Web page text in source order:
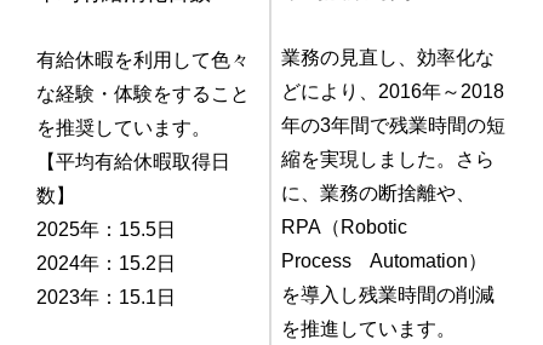
有給休暇を利用して色々
な経験・体験をすること
を推奨しています。
【平均有給休暇取得日
数】
2025年：15.5日
2024年：15.2日
2023年：15.1日
業務の見直し、効率化な
どにより、2016年～2018
年の3年間で残業時間の短
縮を実現しました。さら
に、業務の断捨離や、
RPA（Robotic
Process Automation）
を導入し残業時間の削減
を推進しています。